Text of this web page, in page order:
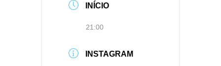
INÍCIO
21:00
INSTAGRAM